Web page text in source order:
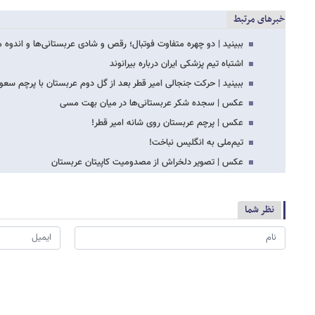
خبرهای مرتبط
ببینید | دو چهره متفاوت فوتبال؛ رقص و شادی عربستانی‌ها و
اشتباه تیم پزشکی ایران درباره بیرانوند
ببینید | حرکت جنجالی امیر قطر بعد از گل دوم عربستان با پرچم
عکس | سجده شکر عربستانی‌ها در میان بهت مسی
عکس | پرچم عربستان روی شانه امیر قطر!
تیم‌ملی به انگلیس نباخت!
عکس | تصویر دلخراش از مصدومیت کاپیتان عربستان
نظر شما